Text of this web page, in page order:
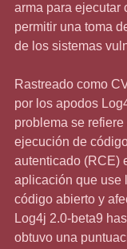
arma para ejecutar
permitir una toma
de los sistemas
Rastreado como
por los apodos
problema se
ejecución de
autenticado (RCE)
aplicación que use
código abierto y
Log4j 2.0-beta9
obtuvo una